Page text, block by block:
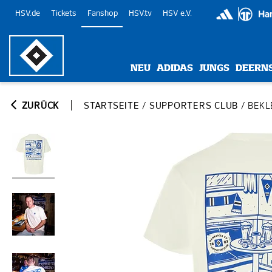
HSV.de Tickets Fanshop HSV.tv HSV e.V.
NEU ADIDAS JUNGS
ZURÜCK STARTSEITE / SUPPORTERS CLUB /